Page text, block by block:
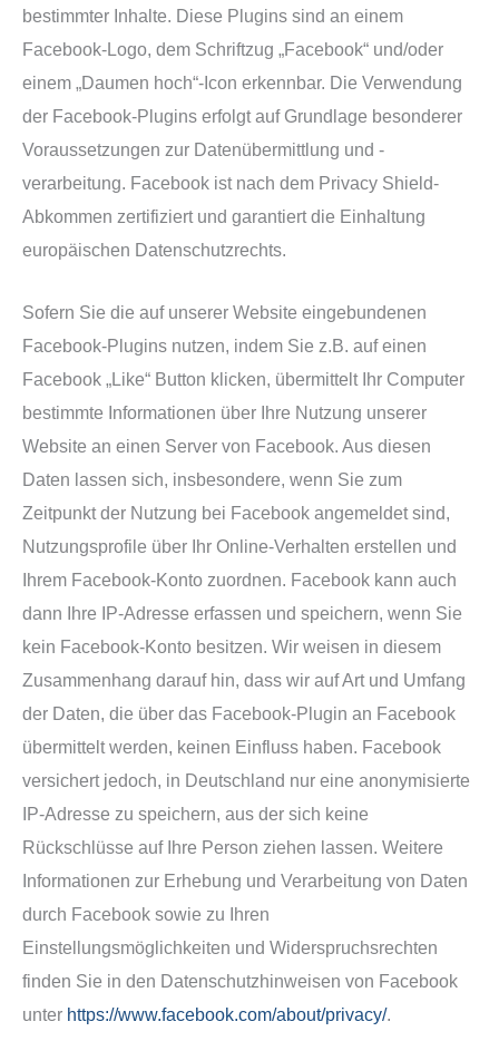
bestimmter Inhalte. Diese Plugins sind an einem
Facebook-Logo, dem Schriftzug „Facebook“ und/oder
einem „Daumen hoch“-Icon erkennbar. Die Verwendung
der Facebook-Plugins erfolgt auf Grundlage besonderer
Voraussetzungen zur Datenübermittlung und -
verarbeitung. Facebook ist nach dem Privacy Shield-
Abkommen zertifiziert und garantiert die Einhaltung
europäischen Datenschutzrechts.
Sofern Sie die auf unserer Website eingebundenen
Facebook-Plugins nutzen, indem Sie z.B. auf einen
Facebook „Like“ Button klicken, übermittelt Ihr Computer
bestimmte Informationen über Ihre Nutzung unserer
Website an einen Server von Facebook. Aus diesen
Daten lassen sich, insbesondere, wenn Sie zum
Zeitpunkt der Nutzung bei Facebook angemeldet sind,
Nutzungsprofile über Ihr Online-Verhalten erstellen und
Ihrem Facebook-Konto zuordnen. Facebook kann auch
dann Ihre IP-Adresse erfassen und speichern, wenn Sie
kein Facebook-Konto besitzen. Wir weisen in diesem
Zusammenhang darauf hin, dass wir auf Art und Umfang
der Daten, die über das Facebook-Plugin an Facebook
übermittelt werden, keinen Einfluss haben. Facebook
versichert jedoch, in Deutschland nur eine anonymisierte
IP-Adresse zu speichern, aus der sich keine
Rückschlüsse auf Ihre Person ziehen lassen. Weitere
Informationen zur Erhebung und Verarbeitung von Daten
durch Facebook sowie zu Ihren
Einstellungsmöglichkeiten und Widerspruchsrechten
finden Sie in den Datenschutzhinweisen von Facebook
unter https://www.facebook.com/about/privacy/.